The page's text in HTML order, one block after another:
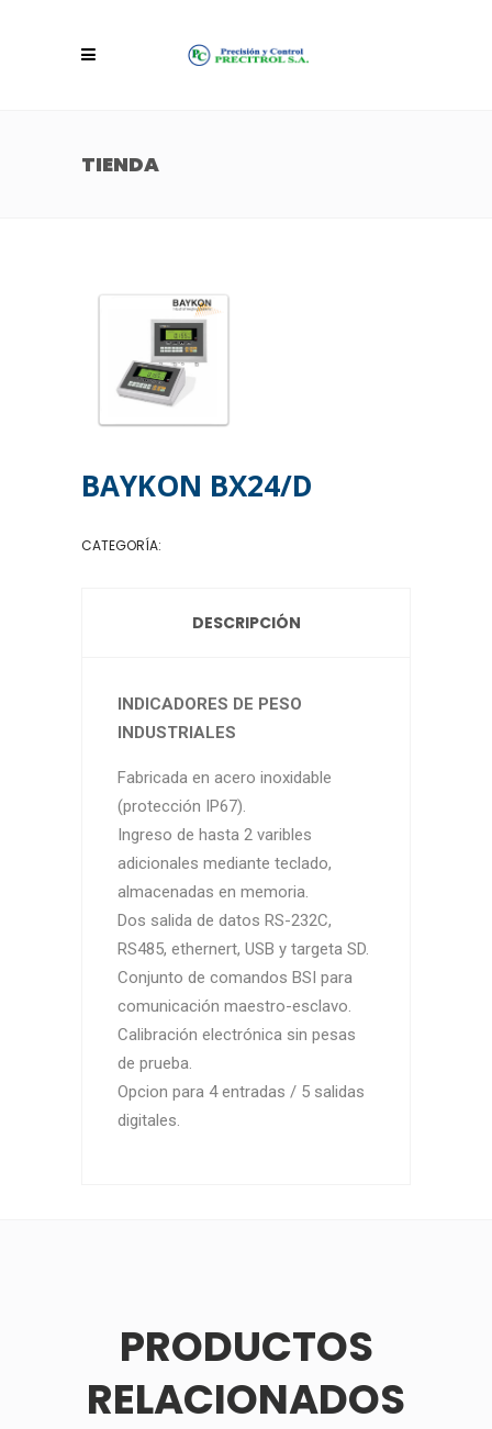
TIENDA
BAYKON BX24/D
CATEGORÍA:
DESCRIPCIÓN
INDICADORES DE PESO
INDUSTRIALES
Fabricada en acero inoxidable
(protección IP67).
Ingreso de hasta 2 varibles
adicionales mediante teclado,
almacenadas en memoria.
Dos salida de datos RS-232C,
RS485, ethernert, USB y targeta SD.
Conjunto de comandos BSI para
comunicación maestro-esclavo.
Calibración electrónica sin pesas
de prueba.
Opcion para 4 entradas / 5 salidas
digitales.
PRODUCTOS
RELACIONADOS